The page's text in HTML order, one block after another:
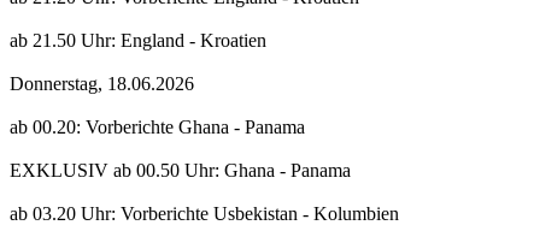
ab 21.50 Uhr: England - Kroatien
Donnerstag, 18.06.2026
ab 00.20: Vorberichte Ghana - Panama
EXKLUSIV ab 00.50 Uhr: Ghana - Panama
ab 03.20 Uhr: Vorberichte Usbekistan - Kolumbien